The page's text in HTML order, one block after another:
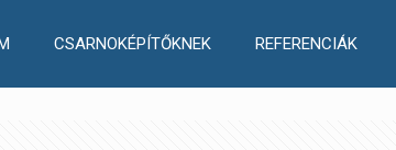
CSARNOKÉPÍTŐKNEK REFERENCIÁK